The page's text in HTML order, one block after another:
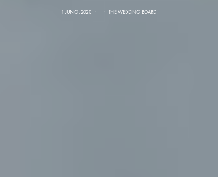
1 JUNIO, 2020 THE WEDDING BOARD